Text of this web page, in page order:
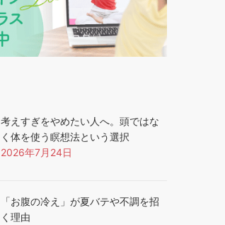
考えすぎをやめたい人へ。頭ではな
く体を使う瞑想法という選択
2026年7月24日
「お腹の冷え」が夏バテや不調を招
く理由